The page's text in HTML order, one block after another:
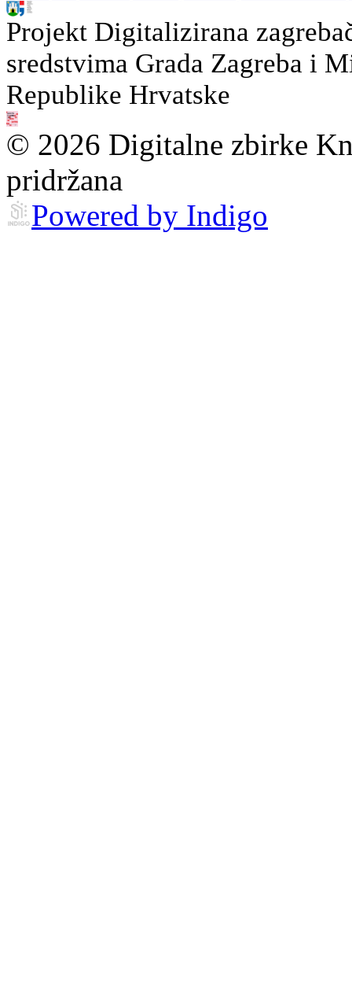
Projekt Digitalizirana
sredstvima Grada Zagreba i
Republike Hrvatske
© 2026 Digitalne zbirke
pridržana
Powered by Indigo